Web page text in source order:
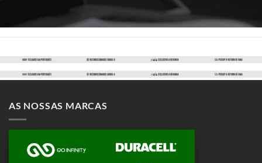
AS NOSSAS MARCAS